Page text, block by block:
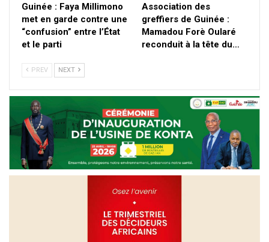
Guinée : Faya Millimono
met en garde contre une
“confusion” entre l’État
et le parti
Association des
greffiers de Guinée :
Mamadou Forè Oularé
reconduit à la tête du…
PREV NEXT